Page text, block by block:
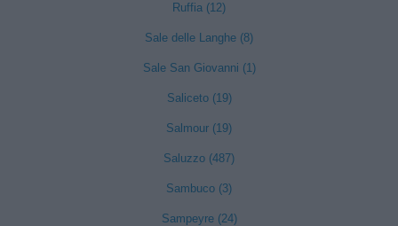
Ruffia (12)
Sale delle Langhe (8)
Sale San Giovanni (1)
Saliceto (19)
Salmour (19)
Saluzzo (487)
Sambuco (3)
Sampeyre (24)